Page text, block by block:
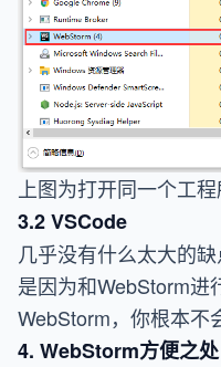
上图为打开同一个工
3.2 VSCode
几乎没有什么太大的
是因为和WebStorm进
WebStorm，你根本不
4. WebStorm方便之处